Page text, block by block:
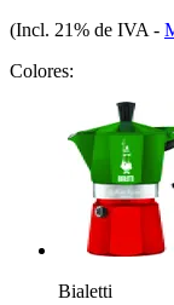
(Incl. 21% de IVA -
Colores:
Bialetti